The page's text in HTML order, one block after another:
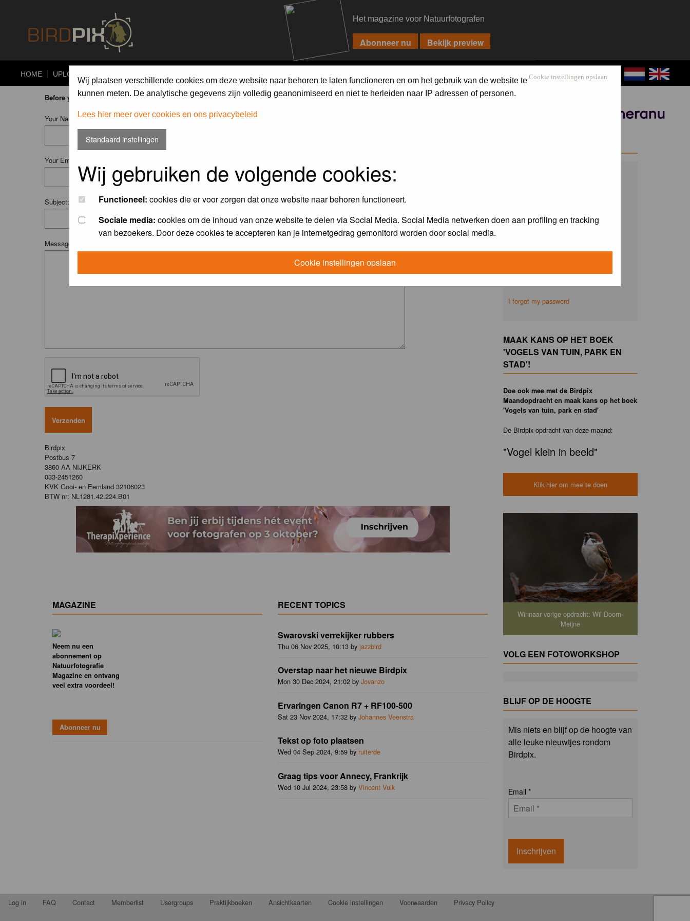
Het magazine voor Natuurfotografen
HOME UPLOAD Cookie instellingen opslaan
Wij plaatsen verschillende cookies om deze website naar behoren te laten functioneren en om het gebruik van de website te
kunnen meten. De analytische gegevens zijn volledig geanonimiseerd en niet te herleiden naar IP adressen of personen.
Lees hier meer over cookies en ons privacybeleid
Standaard instellingen
Wij gebruiken de volgende cookies:
Functioneel: cookies die er voor zorgen dat onze website naar behoren functioneert.
Sociale media: cookies om de inhoud van onze website te delen via Social Media. Social Media netwerken doen aan profiling en tracking
van bezoekers. Door deze cookies te accepteren kan je internetgedrag gemonitord worden door social media.
Cookie instellingen opslaan
Before you ask your question:pleaseread the FAQorsearch on the forum first.
Your Name (Fill in your username if you have one):
Your Email:
Subject:
Message:
Birdpix
Postbus 7
3860 AA NIJKERK
033-2451260
KVK Gooi- en Eemland 32106023
BTW nr: NL1281.42.224.B01
MAGAZINE
Neem nu een
abonnement op
Natuurfotografie
Magazine en ontvang
veel extra voordeel!
RECENT TOPICS
Swarovski verrekijker rubbers
Thu 06 Nov 2025, 10:13 by jazzbird
Overstap naar het nieuwe Birdpix
Mon 30 Dec 2024, 21:02 by Jovanzo
Ervaringen Canon R7 + RF100-500
Sat 23 Nov 2024, 17:32 by Johannes Veenstra
Tekst op foto plaatsen
Wed 04 Sep 2024, 9:59 by ruiterde
Graag tips voor Annecy, Frankrijk
Wed 10 Jul 2024, 23:58 by Vincent Vuik
I forgot my password
MAAK KANS OP HET BOEK
'VOGELS VAN TUIN, PARK EN
STAD'!
Doe ook mee met de Birdpix
Maandopdracht en maak kans op het boek
'Vogels van tuin, park en stad'
De Birdpix opdracht van deze maand:
"Vogel klein in beeld"
Klik hier om mee te doen
Winnaar vorige opdracht: Wil Doorn-
Meijne
VOLG EEN FOTOWORKSHOP
BLIJF OP DE HOOGTE
Mis niets en blijf op de hoogte van
alle leuke nieuwtjes rondom
Birdpix.
Email *
Inschrijven
Log in FAQ Contact Memberlist Usergroups Praktijkboeken Ansichtkaarten Cookie instellingen Voorwaarden Privacy Policy